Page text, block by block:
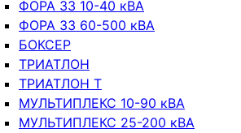
ФОРА 33 10-40 кВА
ФОРА 33 60-500 кВА
БОКСЕР
ТРИАТЛОН
ТРИАТЛОН Т
МУЛЬТИПЛЕКС 10-90 кВА
МУЛЬТИПЛЕКС 25-200 кВА